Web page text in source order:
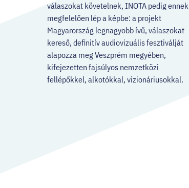
válaszokat követelnek, INOTA pedig ennek
megfelelően lép a képbe: a projekt
Magyarország legnagyobb ívű, válaszokat
kereső, definitív audiovizuális fesztiválját
alapozza meg Veszprém megyében,
kifejezetten fajsúlyos nemzetközi
fellépőkkel, alkotókkal, vizionáriusokkal.